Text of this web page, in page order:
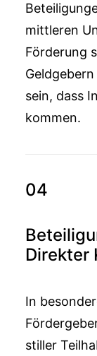
mittleren
Förderung
sein, dass
kommen.
04
Direkter
In
stiller